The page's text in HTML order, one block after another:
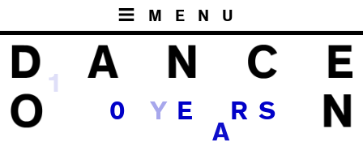
MENU
1
0 Y E
A
R S